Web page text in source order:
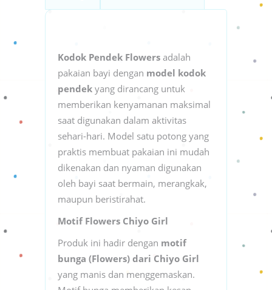
Kodok Pendek Flowers adalah
pakaian bayi dengan model kodok
pendek yang dirancang untuk
memberikan kenyamanan maksimal
saat digunakan dalam aktivitas
sehari-hari. Model satu potong yang
praktis membuat pakaian ini mudah
dikenakan dan nyaman digunakan
oleh bayi saat bermain, merangkak,
maupun beristirahat.
Motif Flowers Chiyo Girl
Produk ini hadir dengan motif
bunga (Flowers) dari Chiyo Girl
yang manis dan menggemaskan.